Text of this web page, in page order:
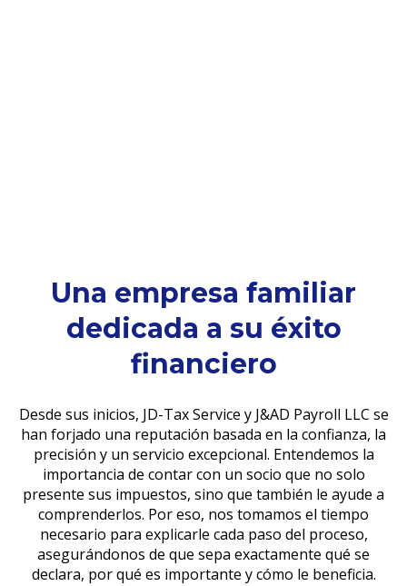
Una empresa familiar
dedicada a su éxito
financiero
Desde sus inicios, JD-Tax Service y J&AD Payroll LLC se
han forjado una reputación basada en la confianza, la
precisión y un servicio excepcional. Entendemos la
importancia de contar con un socio que no solo
presente sus impuestos, sino que también le ayude a
comprenderlos. Por eso, nos tomamos el tiempo
necesario para explicarle cada paso del proceso,
asegurándonos de que sepa exactamente qué se
declara, por qué es importante y cómo le beneficia.